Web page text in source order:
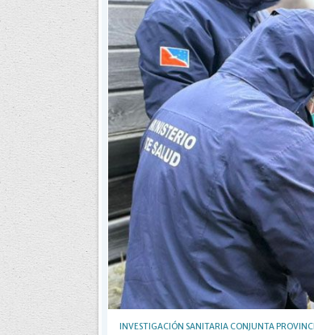
INVESTIGACIÓN SANITARIA CONJUNTA